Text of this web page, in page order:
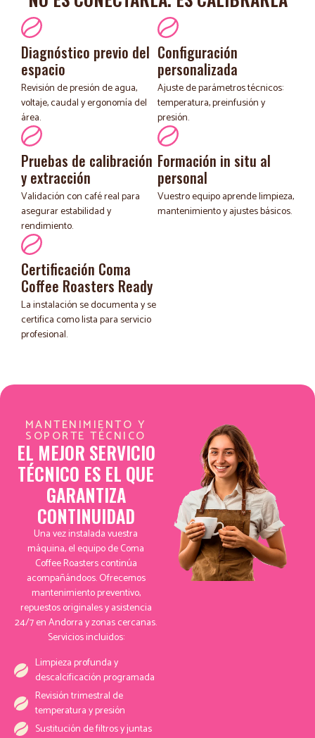
Diagnóstico previo del
espacio
Revisión de presión de agua,
voltaje, caudal y ergonomía del
área.
Configuración
personalizada
Ajuste de parámetros técnicos:
temperatura, preinfusión y
presión.
Pruebas de calibración
y extracción
Validación con café real para
asegurar estabilidad y
rendimiento.
Formación in situ al
personal
Vuestro equipo aprende limpieza,
mantenimiento y ajustes básicos.
Certificación Coma
Coffee Roasters Ready
La instalación se documenta y se
certifica como lista para servicio
profesional.
MANTENIMIENTO Y
SOPORTE TÉCNICO
EL MEJOR SERVICIO
TÉCNICO ES EL QUE
GARANTIZA
CONTINUIDAD
Una vez instalada vuestra
máquina, el equipo de Coma
Coffee Roasters continúa
acompañándoos. Ofrecemos
mantenimiento preventivo,
repuestos originales y asistencia
24/7 en Andorra y zonas cercanas.
Servicios incluidos:
Limpieza profunda y
descalcificación programada
Revisión trimestral de
temperatura y presión
Sustitución de filtros y juntas